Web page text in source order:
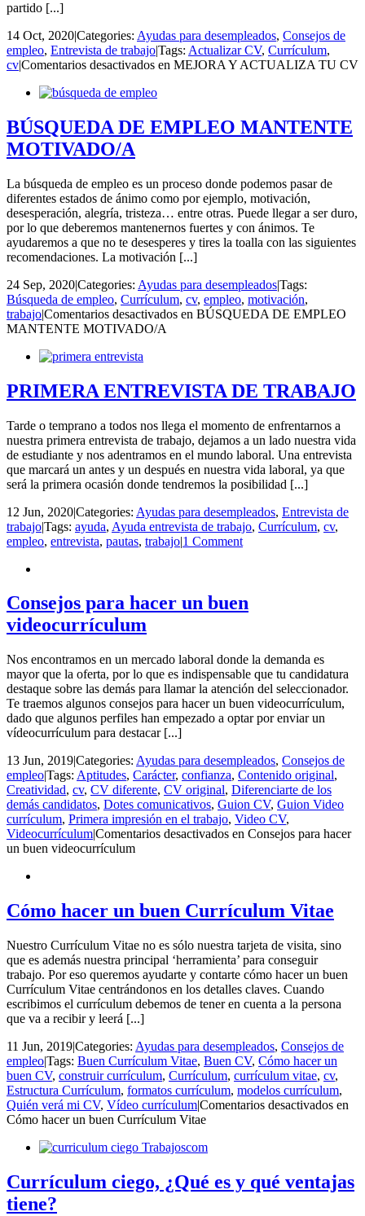
partido [...]
14 Oct, 2020|Categories: Ayudas para desempleados, Consejos de
empleo, Entrevista de trabajo|Tags: Actualizar CV, Currículum,
cv|Comentarios desactivados en MEJORA Y ACTUALIZA TU CV
BÚSQUEDA DE EMPLEO MANTENTE
MOTIVADO/A
La búsqueda de empleo es un proceso donde podemos pasar de
diferentes estados de ánimo como por ejemplo, motivación,
desesperación, alegría, tristeza… entre otras. Puede llegar a ser duro,
por lo que deberemos mantenernos fuertes y con ánimos. Te
ayudaremos a que no te desesperes y tires la toalla con las siguientes
recomendaciones. La motivación [...]
24 Sep, 2020|Categories: Ayudas para desempleados|Tags:
Búsqueda de empleo, Currículum, cv, empleo, motivación,
trabajo|Comentarios desactivados en BÚSQUEDA DE EMPLEO
MANTENTE MOTIVADO/A
PRIMERA ENTREVISTA DE TRABAJO
Tarde o temprano a todos nos llega el momento de enfrentarnos a
nuestra primera entrevista de trabajo, dejamos a un lado nuestra vida
de estudiante y nos adentramos en el mundo laboral. Una entrevista
que marcará un antes y un después en nuestra vida laboral, ya que
será la primera ocasión donde tendremos la posibilidad [...]
12 Jun, 2020|Categories: Ayudas para desempleados, Entrevista de
trabajo|Tags: ayuda, Ayuda entrevista de trabajo, Currículum, cv,
empleo, entrevista, pautas, trabajo|1 Comment
Consejos para hacer un buen
videocurrículum
Nos encontramos en un mercado laboral donde la demanda es
mayor que la oferta, por lo que es indispensable que tu candidatura
destaque sobre las demás para llamar la atención del seleccionador.
Te traemos algunos consejos para hacer un buen videocurrículum,
dado que algunos perfiles han empezado a optar por enviar un
vídeocurrículum para destacar [...]
13 Jun, 2019|Categories: Ayudas para desempleados, Consejos de
empleo|Tags: Aptitudes, Carácter, confianza, Contenido original,
Creatividad, cv, CV diferente, CV original, Diferenciarte de los
demás candidatos, Dotes comunicativos, Guion CV, Guion Video
currículum, Primera impresión en el trabajo, Video CV,
Videocurrículum|Comentarios desactivados en Consejos para hacer
un buen videocurrículum
Cómo hacer un buen Currículum Vitae
Nuestro Currículum Vitae no es sólo nuestra tarjeta de visita, sino
que es además nuestra principal ‘herramienta’ para conseguir
trabajo. Por eso queremos ayudarte y contarte cómo hacer un buen
Currículum Vitae centrándonos en los detalles claves. Cuando
escribimos el currículum debemos de tener en cuenta a la persona
que va a recibir y leerá [...]
11 Jun, 2019|Categories: Ayudas para desempleados, Consejos de
empleo|Tags: Buen Currículum Vitae, Buen CV, Cómo hacer un
buen CV, construir currículum, Currículum, currículum vitae, cv,
Estructura Currículum, formatos currículum, modelos currículum,
Quién verá mi CV, Vídeo currículum|Comentarios desactivados en
Cómo hacer un buen Currículum Vitae
Currículum ciego, ¿Qué es y qué ventajas
tiene?